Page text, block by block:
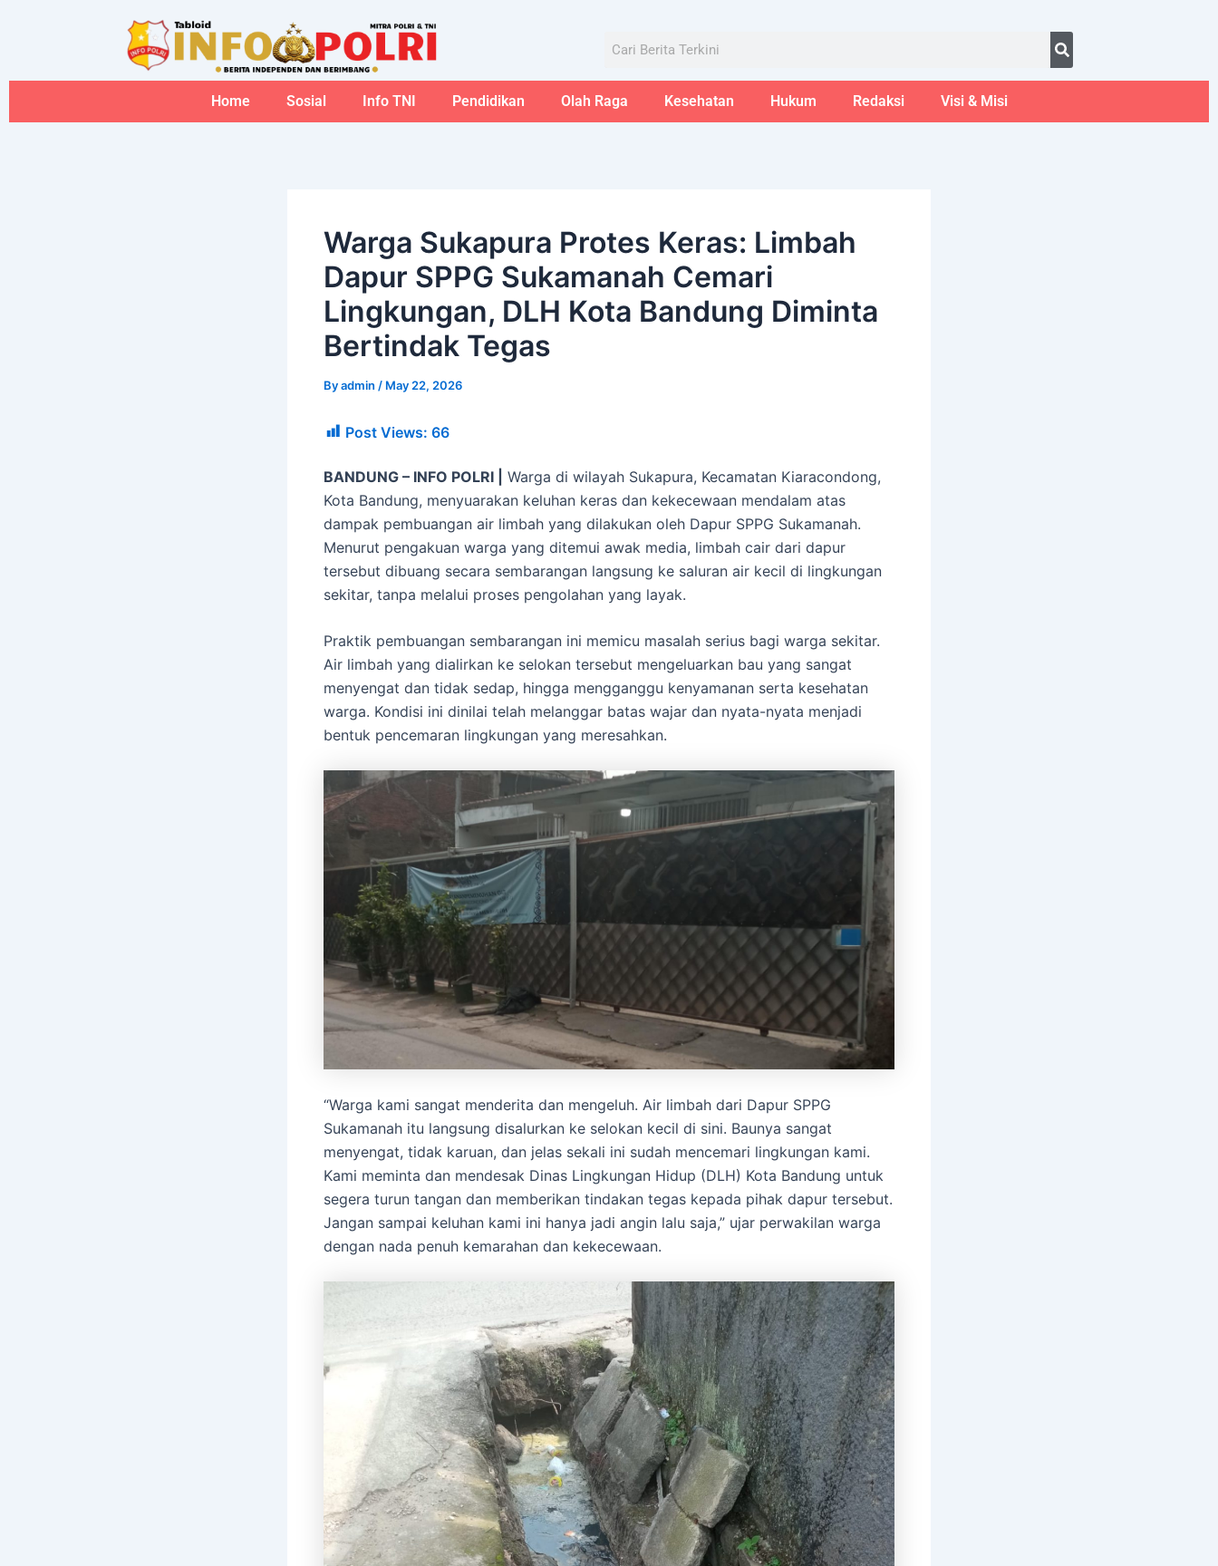
Home Sosial Info TNI Pendidikan Olah Raga Kesehatan Hukum Redaksi Visi & Misi
Warga Sukapura Protes Keras: Limbah
Dapur SPPG Sukamanah Cemari
Lingkungan, DLH Kota Bandung Diminta
Bertindak Tegas
Byadmin / May 22, 2026
Post Views: 66
BANDUNG – INFO POLRI |
Warga di wilayah Sukapura, Kecamatan Kiaracondong,
Kota Bandung, menyuarakan keluhan keras dan kekecewaan mendalam atas
dampak pembuangan air limbah yang dilakukan oleh Dapur SPPG Sukamanah.
Menurut pengakuan warga yang ditemui awak media, limbah cair dari dapur
tersebut dibuang secara sembarangan langsung ke saluran air kecil di lingkungan
sekitar, tanpa melalui proses pengolahan yang layak.
Praktik pembuangan sembarangan ini memicu masalah serius bagi warga sekitar.
Air limbah yang dialirkan ke selokan tersebut mengeluarkan bau yang sangat
menyengat dan tidak sedap, hingga mengganggu kenyamanan serta kesehatan
warga. Kondisi ini dinilai telah melanggar batas wajar dan nyata-nyata menjadi
bentuk pencemaran lingkungan yang meresahkan.
“Warga kami sangat menderita dan mengeluh. Air limbah dari Dapur SPPG
Sukamanah itu langsung disalurkan ke selokan kecil di sini. Baunya sangat
menyengat, tidak karuan, dan jelas sekali ini sudah mencemari lingkungan kami.
Kami meminta dan mendesak Dinas Lingkungan Hidup (DLH) Kota Bandung untuk
segera turun tangan dan memberikan tindakan tegas kepada pihak dapur tersebut.
Jangan sampai keluhan kami ini hanya jadi angin lalu saja,” ujar perwakilan warga
dengan nada penuh kemarahan dan kekecewaan.